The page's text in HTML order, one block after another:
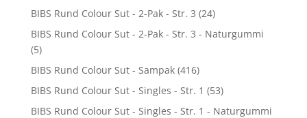
BIBS Rund Colour Sut - 2-Pak - Str. 3 (24)
BIBS Rund Colour Sut - 2-Pak - Str. 3 - Naturgummi
(5)
BIBS Rund Colour Sut - Sampak (416)
BIBS Rund Colour Sut - Singles - Str. 1 (53)
BIBS Rund Colour Sut - Singles - Str. 1 - Naturgummi